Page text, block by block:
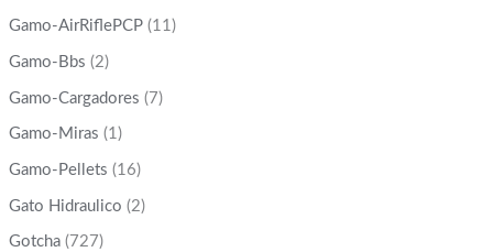
Gamo-AirRiflePCP (11)
Gamo-Bbs (2)
Gamo-Cargadores (7)
Gamo-Miras (1)
Gamo-Pellets (16)
Gato Hidraulico (2)
Gotcha (727)